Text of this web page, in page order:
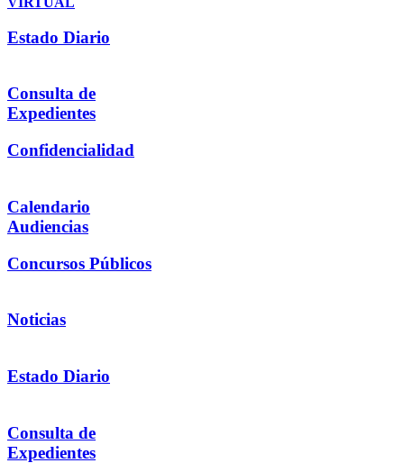
Estado Diario
Consulta de
Expedientes
Confidencialidad
Calendario
Audiencias
Concursos Públicos
Noticias
Estado Diario
Consulta de
Expedientes